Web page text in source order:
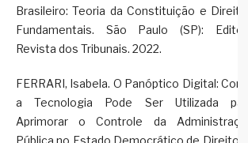
Brasileiro: Teoria da Constituição e Direitos
Fundamentais. São Paulo (SP): Editora
Revista dos Tribunais. 2022.
FERRARI, Isabela. O Panóptico Digital: Como
a Tecnologia Pode Ser Utilizada para
Aprimorar o Controle da Administração
Pública no Estado Democrático de Direito In: